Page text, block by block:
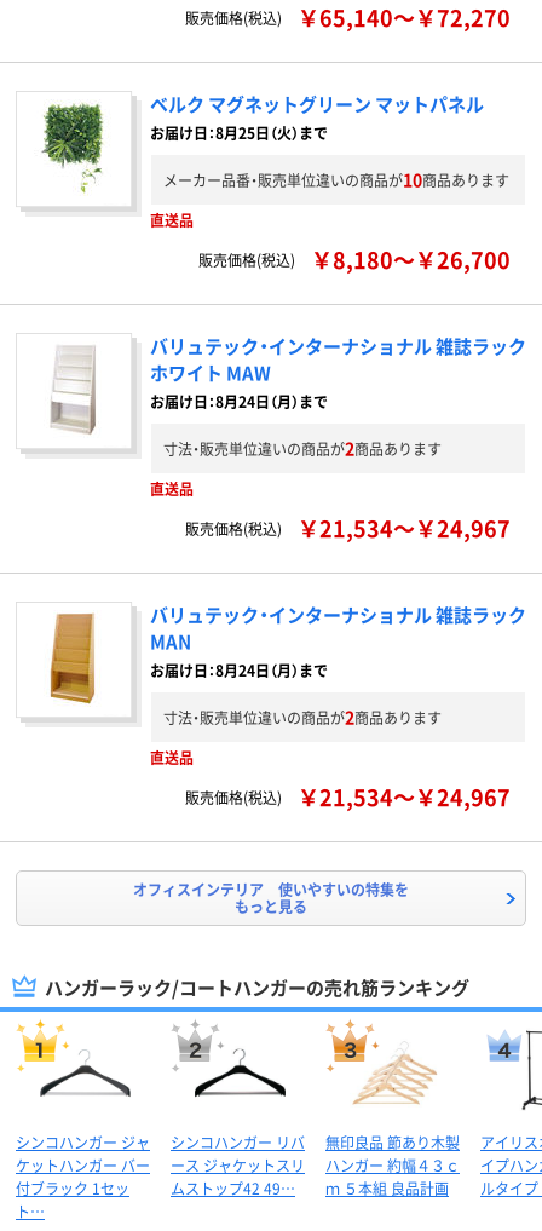
販売価格(税込)
￥65,140～￥72,270
ベルク マグネットグリーン マットパネル
お届け日：8月25日（火）まで
メーカー品番・販売単位違いの商品が10商品あります
直送品
販売価格(税込)
￥8,180～￥26,700
バリュテック・インターナショナル 雑誌ラック
ホワイト MAW
お届け日：8月24日（月）まで
寸法・販売単位違いの商品が2商品あります
直送品
販売価格(税込)
￥21,534～￥24,967
バリュテック・インターナショナル 雑誌ラック
MAN
お届け日：8月24日（月）まで
寸法・販売単位違いの商品が2商品あります
直送品
販売価格(税込)
￥21,534～￥24,967
オフィスインテリア 使いやすいの特集を
もっと見る
ハンガーラック/コートハンガーの売れ筋ランキング
シンコハンガー ジャ
ケットハンガー バー
付ブラック 1セッ
ト…
シンコハンガー リバ
ース ジャケットスリ
ムストップ42 49…
無印良品 節あり木製
ハンガー 約幅４３ｃ
ｍ ５本組 良品計画
アイリ
イプハ
ルタイ